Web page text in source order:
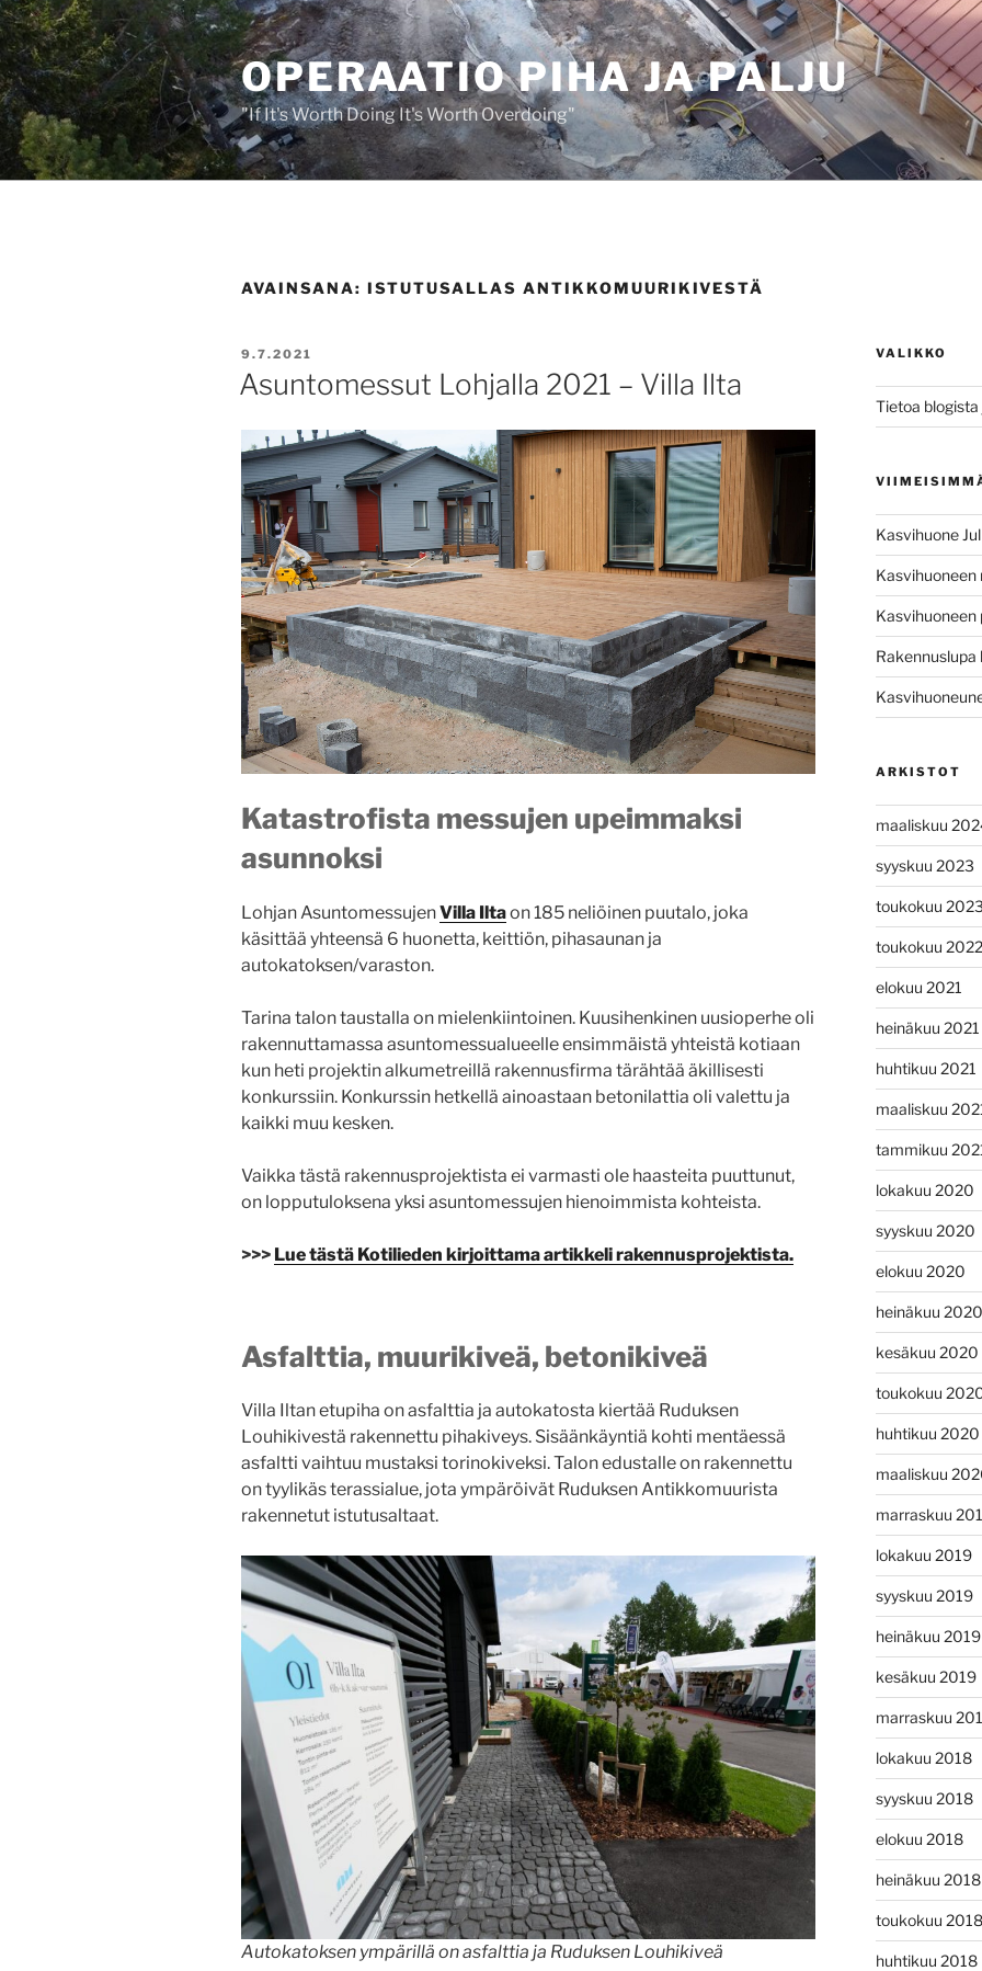
Siirry
sisältöön
OPERAATIO PIHA JA PALJU
"If It's Worth Doing It's Worth Overdoing"
AVAINSANA: ISTUTUSALLAS ANTIKKOMUURIKIVESTÄ
JULKAISTU
9.7.2021
Asuntomessut Lohjalla 2021 – Villa Ilta
Katastrofista messujen upeimmaksi
asunnoksi
Lohjan AsuntomessujenVilla Iltaon 185 neliöinen puutalo, joka
käsittää yhteensä 6 huonetta, keittiön, pihasaunan ja
autokatoksen/varaston.
Tarina talon taustalla on mielenkiintoinen. Kuusihenkinen uusioperhe oli
rakennuttamassa asuntomessualueelle ensimmäistä yhteistä kotiaan
kun heti projektin alkumetreillä rakennusfirma tärähtää äkillisesti
konkurssiin. Konkurssin hetkellä ainoastaan betonilattia oli valettu ja
kaikki muu kesken.
Vaikka tästä rakennusprojektista ei varmasti ole haasteita puuttunut,
on lopputuloksena yksi asuntomessujen hienoimmista kohteista.
>>> Lue tästä Kotilieden kirjoittama artikkeli rakennusprojektista.
Asfalttia, muurikiveä, betonikiveä
Villa Iltan etupiha on asfalttia ja autokatosta kiertää Ruduksen
Louhikivestä rakennettu pihakiveys. Sisäänkäyntiä kohti mentäessä
asfaltti vaihtuu mustaksi torinokiveksi. Talon edustalle on rakennettu
on tyylikäs terassialue, jota ympäröivät Ruduksen Antikkomuurista
rakennetut istutusaltaat.
Autokatoksen ympärillä on asfalttia ja Ruduksen Louhikiveä
VALIKKO
Tietoa
Kasvihuone
Kasvihuoneen
Rakennuslupa
ARKISTOT
maaliskuu
syyskuu 2023
toukokuu
toukokuu 2022
elokuu 2021
heinäkuu 2021
huhtikuu 2021
maaliskuu
tammikuu
lokakuu 2020
syyskuu 2020
elokuu 2020
heinäkuu 2020
kesäkuu 2020
toukokuu
huhtikuu 2020
maaliskuu
marraskuu
lokakuu 2019
syyskuu 2019
heinäkuu 2019
kesäkuu 2019
marraskuu
lokakuu 2018
syyskuu 2018
elokuu 2018
heinäkuu 2018
toukokuu 2018
huhtikuu 2018